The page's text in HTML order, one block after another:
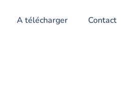
A télécharger Contact